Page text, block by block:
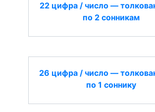
22 цифра / число —
по 2 сонникам
26 цифра / число —
по 1 соннику